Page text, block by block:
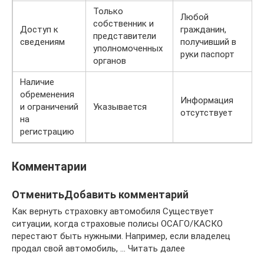
Доступ к
сведениям
Только
собственник и
представители
уполномоченных
органов
Любой
гражданин,
получивший в
руки паспорт
Наличие
обременения
и ограничений
на
регистрацию
Указывается
Информация
отсутствует
Комментарии
ОтменитьДобавить комментарий
Как вернуть страховку автомобиля Существует
ситуации, когда страховые полисы ОСАГО/КАСКО
перестают быть нужными. Например, если владелец
продал свой автомобиль, … Читать далее